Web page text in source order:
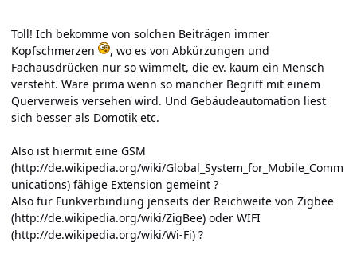
Toll! Ich bekomme von solchen Beiträgen immer
Kopfschmerzen
, wo es von Abkürzungen und
Fachausdrücken nur so wimmelt, die ev. kaum ein Mensch
versteht. Wäre prima wenn so mancher Begriff mit einem
Querverweis versehen wird. Und Gebäudeautomation liest
sich besser als Domotik etc.
Also ist hiermit eine GSM
(http://de.wikipedia.org/wiki/Global_System_for_Mobile_Comm
unications) fähige Extension gemeint ?
Also für Funkverbindung jenseits der Reichweite von Zigbee
(http://de.wikipedia.org/wiki/ZigBee) oder WIFI
(http://de.wikipedia.org/wiki/Wi-Fi) ?